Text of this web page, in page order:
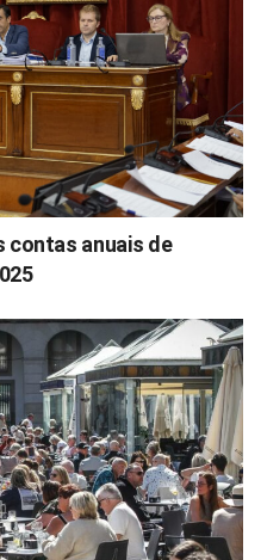
contas anuais de